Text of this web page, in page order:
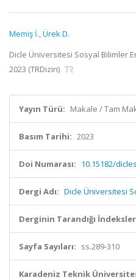
Memiş İ.,Ürek D.
Dicle Üniversitesi Sosyal Bilimler
2023 (TRDizin)
Yayın Türü: Makale / Tam
Basım Tarihi: 2023
Doi Numarası: 10.15182/
Dergi Adı: Dicle Üniversitesi
Derginin Tarandığı
Sayfa Sayıları: ss.289-310
Karadeniz Teknik